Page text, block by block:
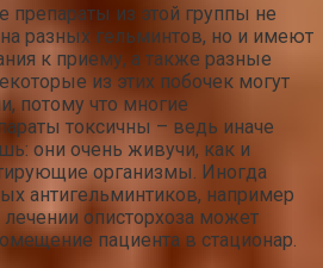
препараты из этой группы не
разных гельминтов, но и имеют
к приему, а также разные
из этих побочек могут
потому что многие
токсичны – ведь иначе
они очень живучи, как и
организмы. Иногда
антигельминтиков, например
описторхоза может
пациента в стационар.